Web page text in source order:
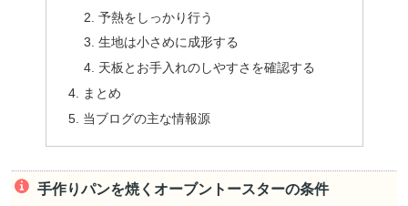
予熱をしっかり行う
生地は小さめに成形する
天板とお手入れのしやすさを確認する
まとめ
当ブログの主な情報源
手作りパンを焼くオーブントースターの条件